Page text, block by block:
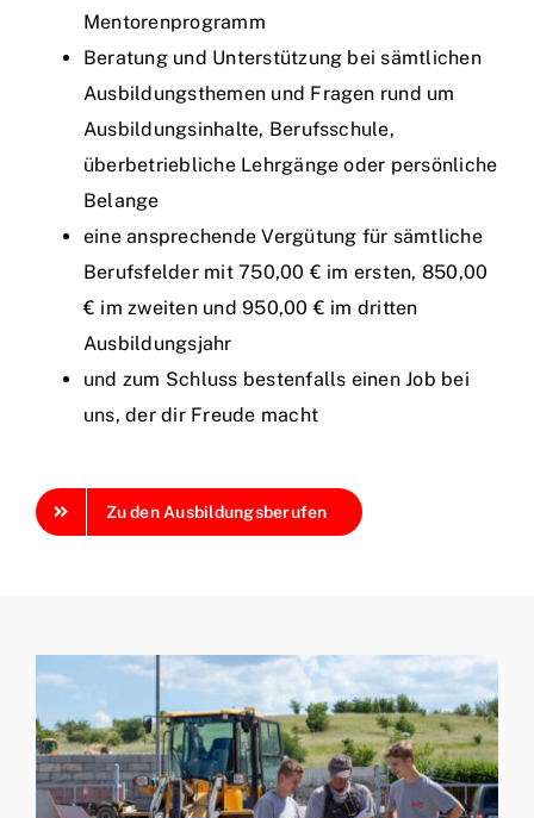
Mentorenprogramm
Beratung und Unterstützung bei sämtlichen
Ausbildungsthemen und Fragen rund um
Ausbildungsinhalte, Berufsschule,
überbetriebliche Lehrgänge oder persönliche
Belange
eine ansprechende Vergütung für sämtliche
Berufsfelder mit 750,00 € im ersten, 850,00
€ im zweiten und 950,00 € im dritten
Ausbildungsjahr
und zum Schluss bestenfalls einen Job bei
uns, der dir Freude macht
Zu den Ausbildungsberufen